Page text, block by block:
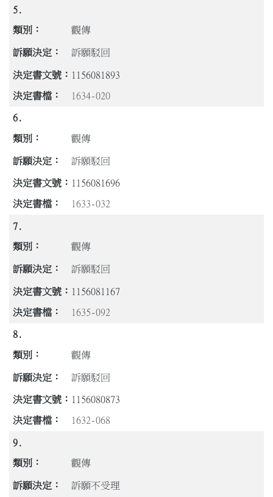
5.
觀傳
訴願駁回
1156081893
1634-020
6.
觀傳
訴願駁回
1156081696
1633-032
7.
觀傳
訴願駁回
1156081167
1635-092
8.
觀傳
訴願駁回
1156080873
1632-068
9.
觀傳
訴願不受理